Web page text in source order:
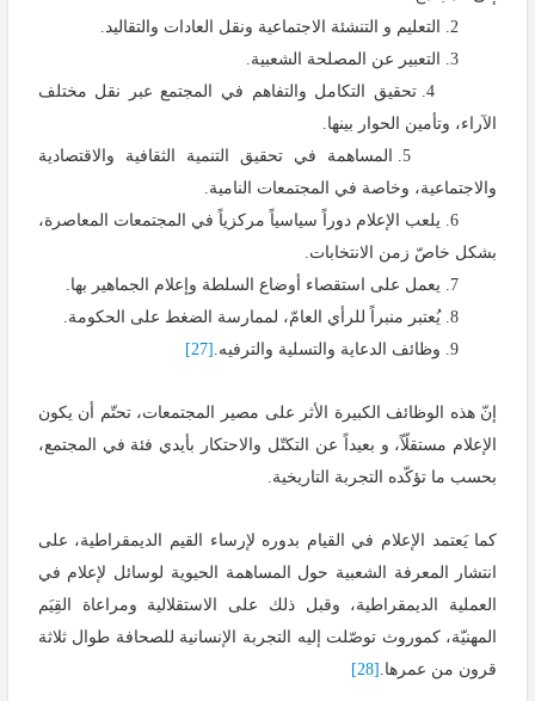
4. تحقيق التكامل والتفاهم في المجتمع عبر نقل مختلف
الآراء، وتأمين الحوار بينها.
5. المساهمة في تحقيق التنمية الثقافية والاقتصادية
والاجتماعية، وخاصة في المجتمعات النامية.
6. يلعب الإعلام دوراً سياسياً مركزياً في المجتمعات المعاصرة،
بشكل خاصّ زمن الانتخابات.
[27]
إنّ هذه الوظائف الكبيرة الأثر على مصير المجتمعات، تحتّم أن يكون
الإعلام مستقلّاً، و بعيداً عن التكتّل والاحتكار بأيدي فئة في المجتمع،
بحسب ما تؤكّده التجربة التاريخية.
كما يَعتمد الإعلام في القيام بدوره لإرساء القيم الديمقراطية، على
انتشار المعرفة الشعبية حول المساهمة الحيوية لوسائل لإعلام في
العملية الديمقراطية، وقبل ذلك على الاستقلالية ومراعاة القِيَم
المهنيّة، كموروث توصّلت إليه التجربة الإنسانية للصحافة طوال ثلاثة
قرون من عمرها. [28]